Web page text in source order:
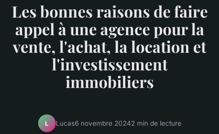
Les bonnes raisons de faire
appel à une agence pour la
vente, l'achat, la location et
l'investissement
immobiliers
L Lucas6 novembre 20242 min de lecture